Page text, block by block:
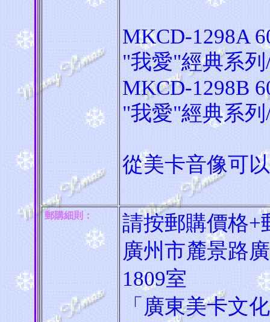
MKCD-1298A
"我愛"經典系
MKCD-1298B
"我愛"經典系
從美卡音像可
郵購細則：
請按郵購價格+
廣州市麓景路
1809室
「廣東美卡文